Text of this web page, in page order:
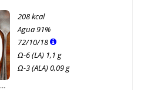
208 kcal
Agua91%
72/10/18
Ω-6 (LA) 1,1 g
Ω-3 (ALA) 0,09 g